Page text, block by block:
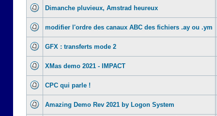
Dimanche pluvieux, Amstrad heureux
modifier l'ordre des canaux ABC des fichiers .ay ou .ym
GFX : transferts mode 2
XMas demo 2021 - IMPACT
CPC qui parle !
Amazing Demo Rev 2021 by Logon System